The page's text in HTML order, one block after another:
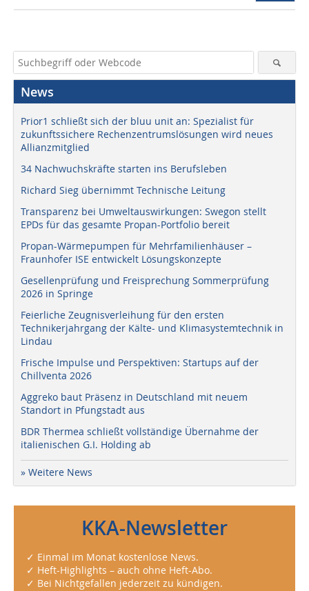
News
Prior1 schließt sich der bluu unit an: Spezialist für
zukunftssichere Rechenzentrumslösungen wird neues
Allianzmitglied
34 Nachwuchskräfte starten ins Berufsleben
Richard Sieg übernimmt Technische Leitung
Transparenz bei Umweltauswirkungen: Swegon stellt
EPDs für das gesamte Propan-Portfolio bereit
Propan-Wärmepumpen für Mehrfamilienhäuser –
Fraunhofer ISE entwickelt Lösungskonzepte
Gesellenprüfung und Freisprechung Sommerprüfung
2026 in Springe
Feierliche Zeugnisverleihung für den ersten
Technikerjahrgang der Kälte- und Klimasystemtechnik in
Lindau
Frische Impulse und Perspektiven: Startups auf der
Chillventa 2026
Aggreko baut Präsenz in Deutschland mit neuem
Standort in Pfungstadt aus
BDR Thermea schließt vollständige Übernahme der
italienischen G.I. Holding ab
» Weitere News
KKA-Newsletter
✓ Einmal im Monat kostenlose News.
✓ Heft-Highlights – auch ohne Heft-Abo.
✓ Bei Nichtgefallen jederzeit zu kündigen.